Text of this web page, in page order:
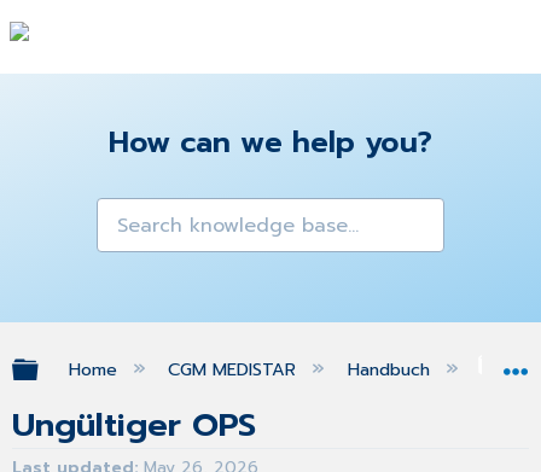
How can we help you?
Expand/collapse global hierarchy
Home CGM MEDISTAR Handbuch
Ungültiger OPS